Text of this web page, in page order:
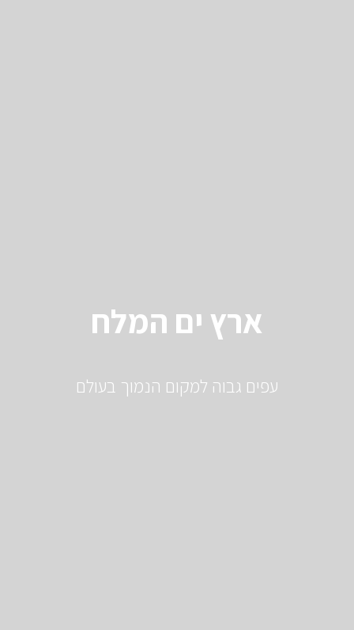
ארץ ים המלח
עפים גבוה למקום הנמוך בעולם